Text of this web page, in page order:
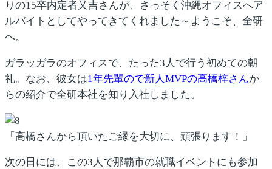
りの15卒内定者又吉さんが、さっそく沖縄オフィスへア
ルバイトとしてやってきてくれました～ようこそ、全研
へ。
ガラッガラのオフィスで、たった3人で行う初めての朝
礼。なお、彼女は1年先輩ので新人MVPの高橋梓さんか
らの紹介で全研本社を知り入社しました。
「高橋さんから頂いたご縁を大切に、頑張ります！」
次の日には、この3人で那覇市の就職イベントにも参加